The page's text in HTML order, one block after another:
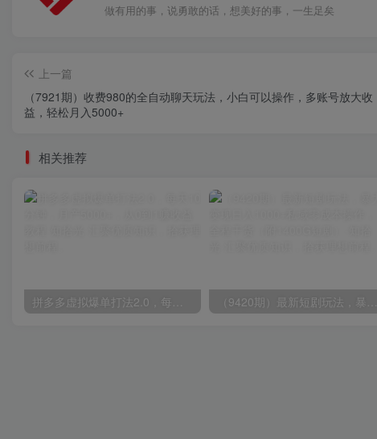
做有用的事，说勇敢的话，想美好的事，一生足矣
上一篇
（7921期）收费980的全自动聊天玩法，小白可以操作，多账号放大收
益，轻松月入5000+
相关推荐
拼多多虚拟爆单打法2.0，每天10分钟，月产5000+，从0到1赚收益教程 （9420期）最新短剧玩法，暴力变现日入1000+私域零成本操作，全程干货（附1400G短剧）